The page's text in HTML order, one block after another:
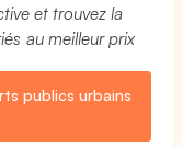
et trouvez la
au meilleur prix
publics urbains